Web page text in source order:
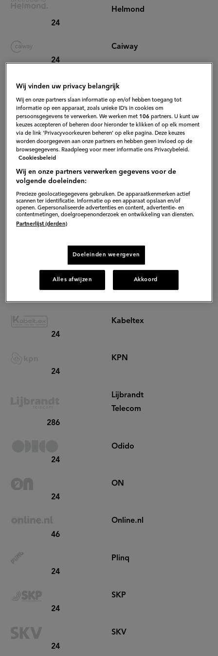
Helmond
24
Caiway
24
Canal
Digitaal
64
CANAL+
24
Delta
24
Fiber
46
Jonaz
Kabelnoord
Kabeltex
24
KPN
24
Lijbrandt
Telecom
286
Odido
24
ON
24
Online.nl
46
Plinq
24
SKP
24
SKV
24
Wij vinden uw privacy belangrijk
Wij en onze partners slaan informatie op en/of hebben toegang tot
informatie op een apparaat, zoals unieke ID’s in cookies om
persoonsgegevens te verwerken. We werken met 106 partners. U kunt uw
keuzes accepteren of beheren door hieronder te klikken of op elk moment
via de link ‘Privacyvoorkeuren beheren’ op elke pagina. Deze keuzes
worden doorgegeven aan onze partners en hebben geen invloed op de
browsegegevens. Raadpleeg voor meer informatie ons Privacybeleid.
Cookiesbeleid
Wij en onze partners verwerken gegevens voor de
volgende doeleinden:
Precieze geolocatiegegevens gebruiken. De apparaatkenmerken actief
scannen ter identificatie. Informatie op een apparaat opslaan en/of
openen. Gepersonaliseerde advertenties en content, advertentie- en
contentmetingen, doelgroepenonderzoek en ontwikkeling van diensten.
Partnerlijst (derden)
Doeleinden weergeven
Alles afwijzen Akkoord